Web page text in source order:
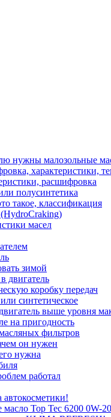
нужны малозольные
характеристики,
расшифровка
полусинтетика
такое, классификация
(НydroСraking)
масел
зимой
двигатель
коробку передач
синтетическое
выше уровня
на пригодность
фильтров
он нужен
нужна
работал
Top Tec 6200 0W-